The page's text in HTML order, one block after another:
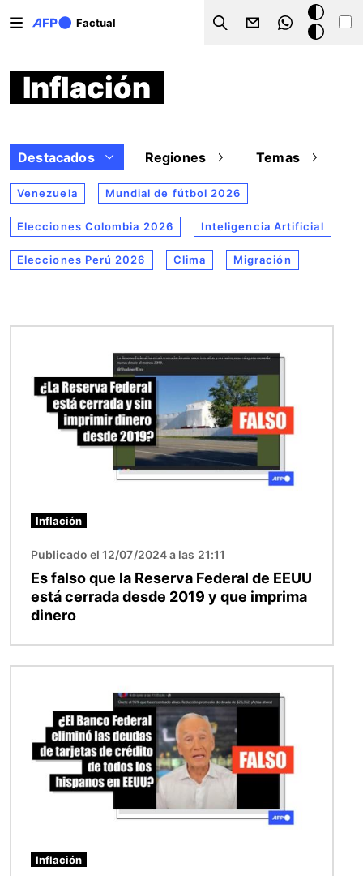
Factual
Search
Modo
oscuro
Inflación
Destacados Regiones Temas
Venezuela Mundial de fútbol 2026
Elecciones Colombia 2026 Inteligencia Artificial
Elecciones Perú 2026 Clima Migración
Inflación
Publicado el 12/07/2024 a las 21:11
Es falso que la Reserva Federal de EEUU
está cerrada desde 2019 y que imprima
dinero
Inflación